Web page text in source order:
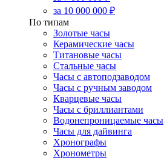
за 10 000 000 ₽
По типам
Золотые часы
Керамические часы
Титановые часы
Стальные часы
Часы с автоподзаводом
Часы с ручным заводом
Кварцевые часы
Часы с бриллиантами
Водонепроницаемые часы
Часы для дайвинга
Хронографы
Хронометры